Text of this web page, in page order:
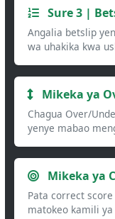
Sure 3 |
Angalia betslip
wa uhakika kwa
Mikeka ya
Chagua Over/
yenye mabao
Mikeka ya
Pata correct
matokeo kamili